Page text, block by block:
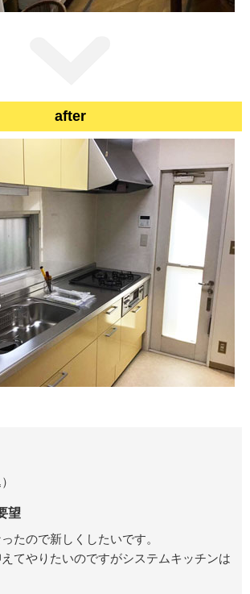
after
望
たので新しくしたいです。
てやりたいのですがシステムキッチンは